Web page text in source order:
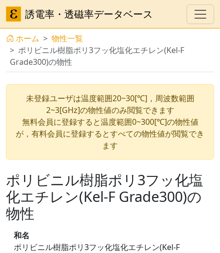
誘電率・透磁率データベース
ホーム
物性一覧
ポリビニル樹脂ポリ3フッ化塩化エチレン(Kel-F
Grade300)の物性
未登録ユーザは温度範囲20~30[℃]，周波数範囲
2~3[GHz]の物性値のみ閲覧できます
無料会員に登録すると温度範囲0~300[℃]の物性値
が，有料会員に登録するとすべての物性値が閲覧でき
ます
ポリビニル樹脂ポリ3フッ化塩
化エチレン(Kel-F Grade300)の
物性
和名
ポリビニル樹脂ポリ3フッ化塩化エチレン(Kel-F